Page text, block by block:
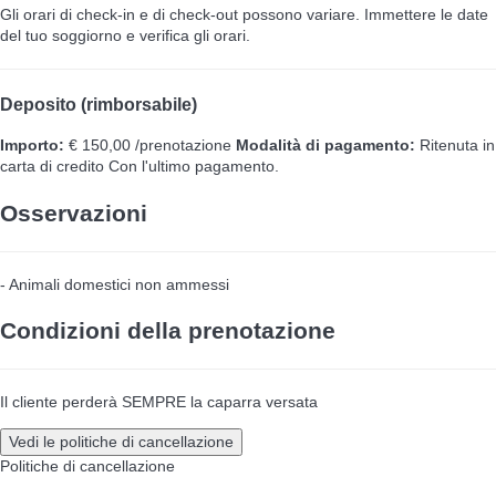
Gli orari di check-in e di check-out possono variare. Immettere le date
del tuo soggiorno e verifica gli orari.
Deposito (rimborsabile)
Importo: € 150,00 /prenotazione Modalità di pagamento: Ritenuta in
carta di credito Con l'ultimo pagamento.
Osservazioni
- Animali domestici non ammessi
Condizioni della prenotazione
Il cliente perderà SEMPRE la caparra versata
Vedi le politiche di cancellazione
Politiche di cancellazione